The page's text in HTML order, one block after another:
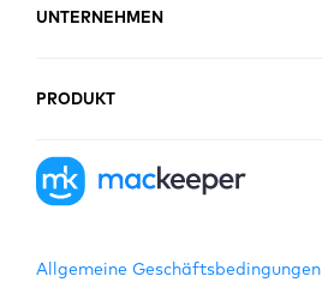
UNTERNEHMEN
PRODUKT
Allgemeine Geschäftsbedingungen